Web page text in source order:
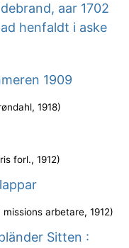
aar 1702
henfaldt i aske
1909
, 1918)
forl., 1912)
missions arbetare, 1912)
Sitten :